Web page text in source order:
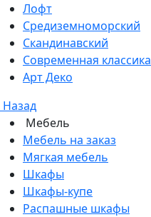
Лофт
Средиземноморский
Скандинавский
Современная классика
Арт Деко
Назад
Мебель
Мебель на заказ
Мягкая мебель
Шкафы
Шкафы-купе
Распашные шкафы